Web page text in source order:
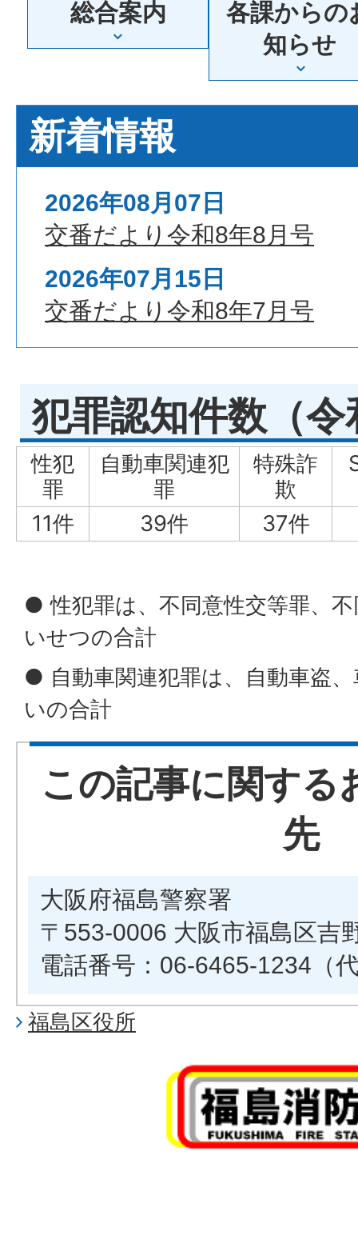
島
警
察
署
総合案内
各課からの
知らせ
新着情報
2026年08月07日
交番だより令和8年8月号
2026年07月15日
交番だより令和8年7月号
犯罪認知件数（
性犯
罪
自動車関連犯
罪
特殊詐
欺
11件 39件 37件
● 性犯罪は、不同意性交等罪、
いせつの合計
● 自動車関連犯罪は、自動車盗
いの合計
この記事に関する
先
大阪府福島警察署
〒553-0006 大阪市福島区吉
電話番号：06-6465-1234（
福島区役所